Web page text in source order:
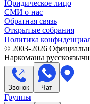
Юридическое лицо
СМИ о нас
Обратная связь
Открытые собрания
Политика
© 2003-2026
Наркоманы
Звонок Чат
Группы